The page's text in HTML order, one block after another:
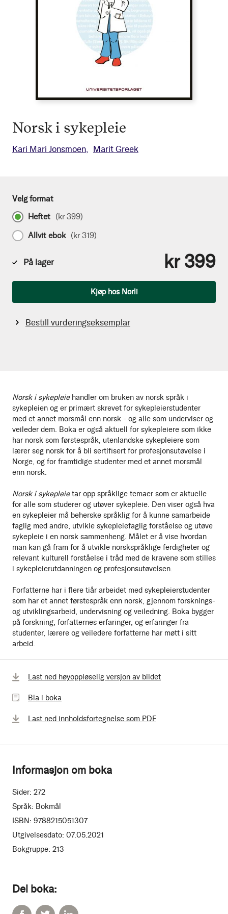
Norsk i sykepleie
Kari Mari Jonsmoen Marit Greek
Norsk i sykepleiehandler om bruken av norsk språk i
sykepleien og er primært skrevet for sykepleierstudenter
med et annet morsmål enn norsk - og alle som underviser og
veileder dem. Boka er også aktuell for sykepleiere som ikke
har norsk som førstespråk, utenlandske sykepleiere som
lærer seg norsk for å bli sertifisert for profesjonsutøvelse i
Norge, og for framtidige studenter med et annet morsmål
enn norsk.
Norsk i sykepleietar opp språklige temaer som er aktuelle
for alle som studerer og utøver sykepleie. Den viser også hva
en sykepleier må beherske språklig for å kunne samarbeide
faglig med andre, utvikle sykepleiefaglig forståelse og utøve
sykepleie i en norsk sammenheng. Målet er å vise hvordan
man kan gå fram for å utvikle norskspråklige ferdigheter og
relevant kulturell forståelse i tråd med de kravene som stilles
i sykepleierutdanningen og profesjonsutøvelsen.
Forfatterne har i flere tiår arbeidet med sykepleierstudenter
som har et annet førstespråk enn norsk, gjennom forsknings-
og utviklingsarbeid, undervisning og veiledning. Boka bygger
på forskning, forfatternes erfaringer, og erfaringer fra
studenter, lærere og veiledere forfatterne har møtt i sitt
arbeid.
Del boka:
Velg format
Heftet (kr 399)
Allvit ebok (kr 319)
På lager kr 399
Kjøp hos Norli
Bestill vurderingseksemplar
Last ned høyoppløselig versjon av bildet
Bla
bokaBla i boka
Last ned innholdsfortegnelse som PDF
Informasjon om boka
Sider: 272
Språk: Bokmål
ISBN: 9788215051307
Utgivelsesdato: 07.05.2021
Bokgruppe: 213